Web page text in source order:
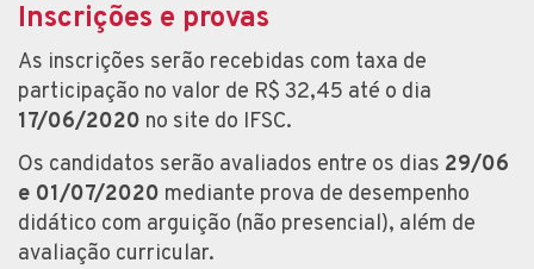
Inscrições e provas
As inscrições serão recebidas com taxa de
participação no valor de R$ 32,45 até o dia
17/06/2020 no site do IFSC.
Os candidatos serão avaliados entre os dias 29/06
e 01/07/2020 mediante prova de desempenho
didático com arguição (não presencial), além de
avaliação curricular.